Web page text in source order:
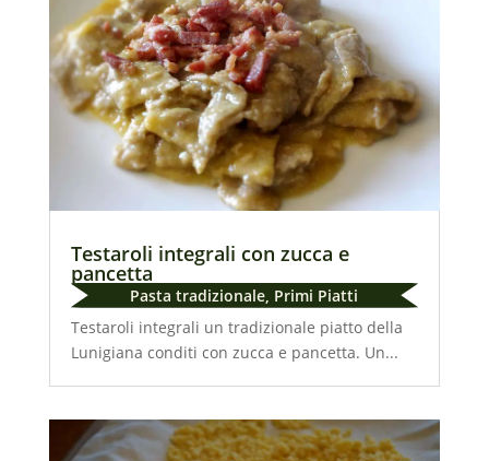
Testaroli integrali con zucca e
pancetta
Pasta tradizionale, Primi Piatti
Testaroli integrali un tradizionale piatto della
Lunigiana conditi con zucca e pancetta. Un...